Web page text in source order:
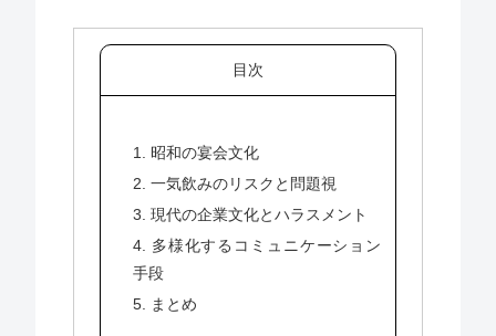
目次
1. 昭和の宴会文化
2. 一気飲みのリスクと問題視
3. 現代の企業文化とハラスメント
4. 多様化するコミュニケーション
手段
5. まとめ